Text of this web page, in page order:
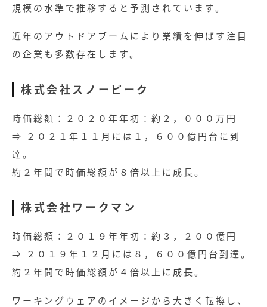
規模の水準で推移すると予測されています。
近年のアウトドアブームにより業績を伸ばす注目
の企業も多数存在します。
株式会社スノーピーク
時価総額：２０２０年年初：約２，０００万円
⇒ ２０２１年１１月には１，６００億円台に到
達。
約２年間で時価総額が８倍以上に成長。
株式会社ワークマン
時価総額：２０１９年年初：約３，２００億円
⇒ ２０１９年１２月には８，６００億円台到達。
約２年間で時価総額が４倍以上に成長。
ワーキングウェアのイメージから大きく転換し、